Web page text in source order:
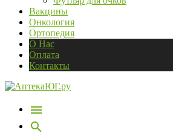
Вакцины
Онкология
Ортопедия
О Нас
Оплата
Контакты